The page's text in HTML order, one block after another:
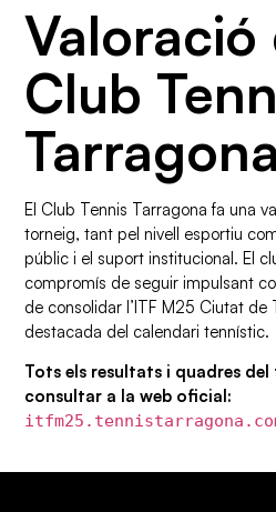
Valoració
Club
Tarragona
El Club Tennis Tarragona fa una
torneig, tant pel nivell esportiu
públic i el suport institucional. El
compromís de seguir impulsant
de consolidar l’ITF M25 Ciutat
destacada del calendari tennístic.
Tots els resultats i quadres
consultar a la web oficial: